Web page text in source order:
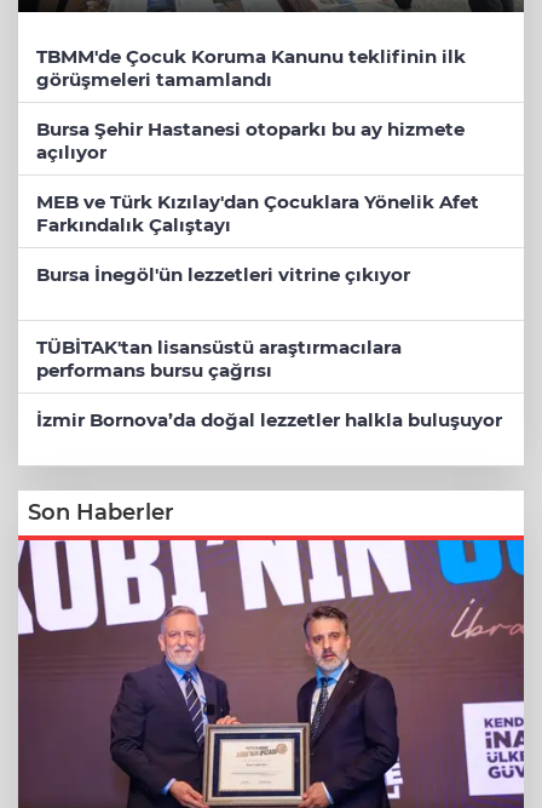
TBMM'de Çocuk Koruma Kanunu teklifinin ilk
görüşmeleri tamamlandı
Bursa Şehir Hastanesi otoparkı bu ay hizmete
açılıyor
MEB ve Türk Kızılay'dan Çocuklara Yönelik Afet
Farkındalık Çalıştayı
Bursa İnegöl'ün lezzetleri vitrine çıkıyor
TÜBİTAK'tan lisansüstü araştırmacılara
performans bursu çağrısı
İzmir Bornova’da doğal lezzetler halkla buluşuyor
Son Haberler